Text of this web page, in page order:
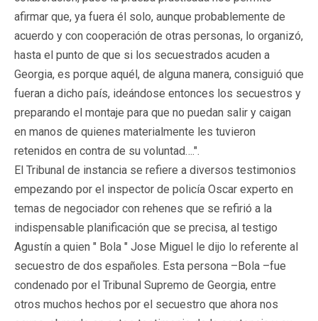
afirmar que, ya fuera él solo, aunque probablemente de
acuerdo y con cooperación de otras personas, lo organizó,
hasta el punto de que si los secuestrados acuden a
Georgia, es porque aquél, de alguna manera, consiguió que
fueran a dicho país, ideándose entonces los secuestros y
preparando el montaje para que no puedan salir y caigan
en manos de quienes materialmente les tuvieron
retenidos en contra de su voluntad….".
El Tribunal de instancia se refiere a diversos testimonios
empezando por el inspector de policía Oscar experto en
temas de negociador con rehenes que se refirió a la
indispensable planificación que se precisa, al testigo
Agustín a quien " Bola " Jose Miguel le dijo lo referente al
secuestro de dos españoles. Esta persona –Bola –fue
condenado por el Tribunal Supremo de Georgia, entre
otros muchos hechos por el secuestro que ahora nos